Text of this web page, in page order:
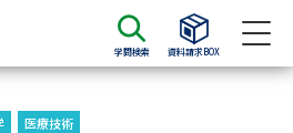
学問検索 資料請求BOX
求医療技術